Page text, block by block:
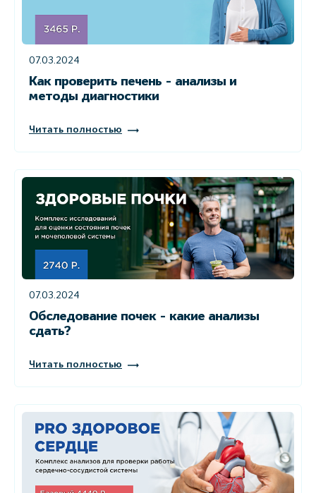
07.03.2024
Как проверить печень - анализы и
методы диагностики
Читать полностью
07.03.2024
Обследование почек - какие анализы
сдать?
Читать полностью